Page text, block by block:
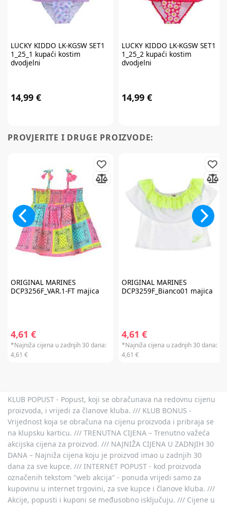
LUCKY KIDDO LK-KGSW SET1
1_25_1 kupaći kostim
dvodjelni
14,99 €
LUCKY KIDDO LK-KGSW SET1
1_25_2 kupaći kostim
dvodjelni
14,99 €
PROVJERITE I DRUGE PROIZVODE:
ORIGINAL MARINES
DCP3256F_VAR.1-FT majica
4,61 €
*Najniža cijena u zadnjih 30 dana:
4,61 €
ORIGINAL MARINES
DCP3259F_Bianco01 majica
4,61 €
*Najniža cijena u zadnjih 30 dana:
4,61 €
KLUB POPUST - Popust, koji se obračunava na redovnu cijenu
proizvoda, i vrijedi za članove kluba. /// KLUB BONUS -
Vrijednost koja se obračuna na cijenu proizvoda i pribraja se
na klupsku karticu. /// TRENUTNA CIJENA – Trenutno važeća
akcijska cijena za proizvod. /// NAJNIŽA CIJENA U ZADNJIH 30
DANA – Najniža cijena koju je proizvod imao u zadnjih 30
dana za sve kupce. /// INTERNET POPUST - kod proizvoda
označenih tekstom "web akcija" - ponuda vrijedi samo za
kupovinu u internet trgovini, za sve kupce i članove kluba. ///
Akcije, popusti i kuponi se međusobno isključuju. /// Cijene u